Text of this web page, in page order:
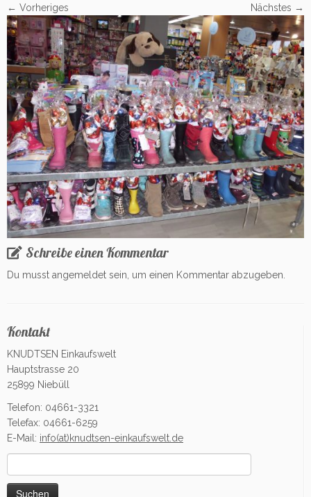
← Vorheriges Nächstes →
Schreibe einen Kommentar
Du musst angemeldet sein, um einen Kommentar abzugeben.
Kontakt
KNUDTSEN Einkaufswelt
Hauptstrasse 20
25899 Niebüll
Telefon: 04661-3321
Telefax: 04661-6259
E-Mail: info(at)knudtsen-einkaufswelt.de
nach: